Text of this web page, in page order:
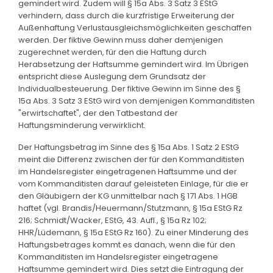
gemindert wird. Zudem will § 15a Abs. 3 Satz 3 EStG
verhindern, dass durch die kurzfristige Erweiterung der
Außenhaftung Verlustausgleichsmöglichkeiten geschaffen
werden. Der fiktive Gewinn muss daher demjenigen
zugerechnet werden, für den die Haftung durch
Herabsetzung der Haftsumme gemindert wird. Im Übrigen
entspricht diese Auslegung dem Grundsatz der
Individualbesteuerung. Der fiktive Gewinn im Sinne des §
15a Abs. 3 Satz 3 EStG wird von demjenigen Kommanditisten
"erwirtschaftet", der den Tatbestand der
Haftungsminderung verwirklicht.
Der Haftungsbetrag im Sinne des § 15a Abs. 1 Satz 2 EStG
meint die Differenz zwischen der für den Kommanditisten
im Handelsregister eingetragenen Haftsumme und der
vom Kommanditisten darauf geleisteten Einlage, für die er
den Gläubigern der KG unmittelbar nach § 171 Abs. 1 HGB
haftet (vgl. Brandis/Heuermann/Stutzmann, § 15a EStG Rz
216; Schmidt/Wacker, EStG, 43. Aufl., § 15a Rz 102;
HHR/Lüdemann, § 15a EStG Rz 160). Zu einer Minderung des
Haftungsbetrages kommt es danach, wenn die für den
Kommanditisten im Handelsregister eingetragene
Haftsumme gemindert wird. Dies setzt die Eintragung der